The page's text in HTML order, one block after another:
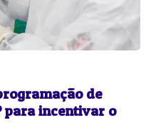
de
para incentivar o